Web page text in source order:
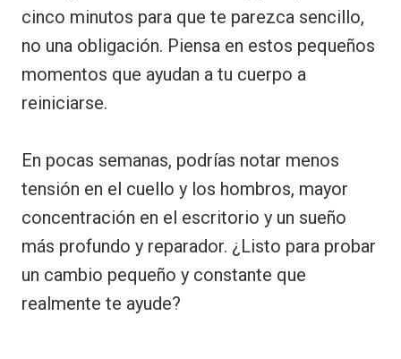
cinco minutos para que te parezca sencillo,
no una obligación. Piensa en estos pequeños
momentos que ayudan a tu cuerpo a
reiniciarse.
En pocas semanas, podrías notar menos
tensión en el cuello y los hombros, mayor
concentración en el escritorio y un sueño
más profundo y reparador. ¿Listo para probar
un cambio pequeño y constante que
realmente te ayude?